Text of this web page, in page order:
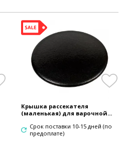
Крышка рассекателя
(маленькая) для варочной...
Срок поставки 10-15 дней (по
предоплате)